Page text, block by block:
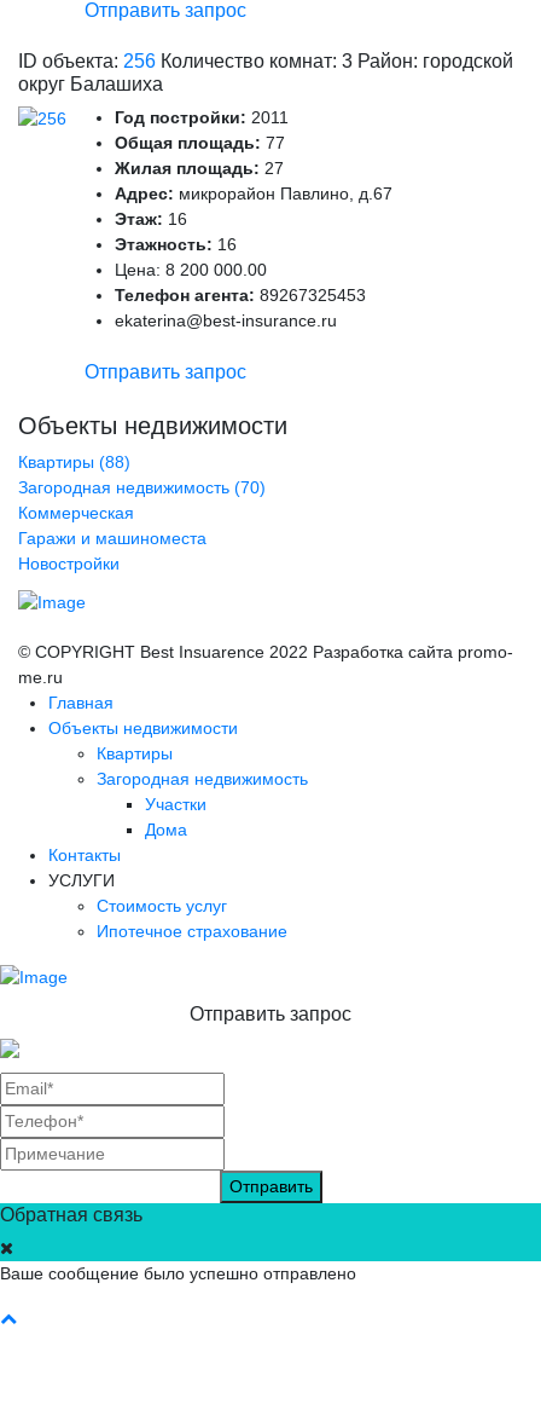
Отправить запрос
ID объекта: 256 Количество комнат: 3 Район: городской
округ Балашиха
Год постройки: 2011
Общая площадь: 77
Жилая площадь: 27
Адрес: микрорайон Павлино, д.67
Этаж: 16
Этажность: 16
Цена: 8 200 000.00
Телефон агента: 89267325453
ekaterina@best-insurance.ru
Отправить запрос
Объекты недвижимости
Квартиры (88)
Загородная недвижимость (70)
Коммерческая
Гаражи и машиноместа
Новостройки
© COPYRIGHT Best Insuarence 2022 Разработка сайта promo-
me.ru
Главная
Объекты недвижимости
Квартиры
Загородная недвижимость
Участки
Дома
Контакты
УСЛУГИ
Стоимость услуг
Ипотечное страхование
Отправить запрос
Отправить
Обратная связь
Ваше сообщение было успешно отправлено